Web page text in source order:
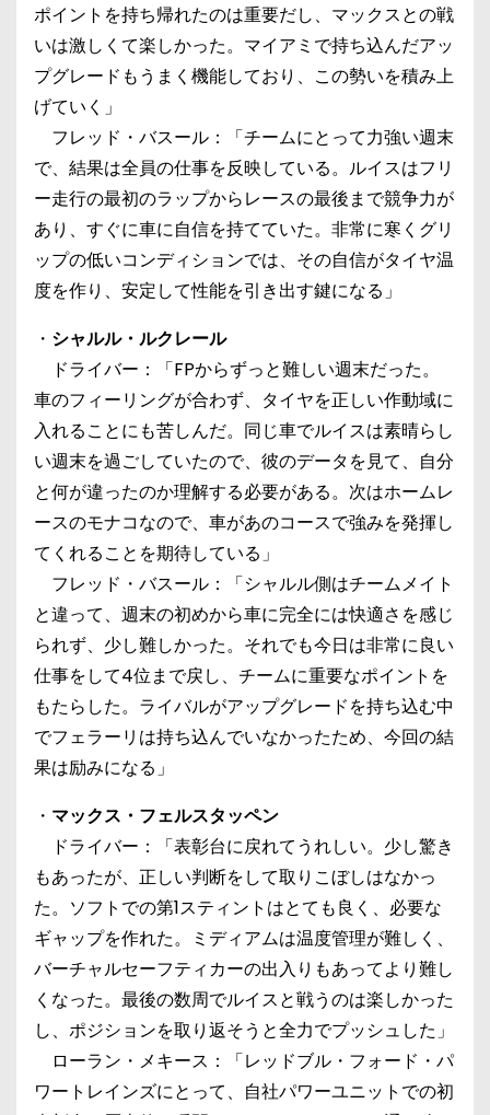
ポイントを持ち帰れたのは重要だし、マックスとの戦
いは激しくて楽しかった。マイアミで持ち込んだアッ
プグレードもうまく機能しており、この勢いを積み上
げていく」
フレッド・バスール：「チームにとって力強い週末
で、結果は全員の仕事を反映している。ルイスはフリ
ー走行の最初のラップからレースの最後まで競争力が
あり、すぐに車に自信を持てていた。非常に寒くグリ
ップの低いコンディションでは、その自信がタイヤ温
度を作り、安定して性能を引き出す鍵になる」
・ シャルル・ルクレール
ドライバー：「FPからずっと難しい週末だった。
車のフィーリングが合わず、タイヤを正しい作動域に
入れることにも苦しんだ。同じ車でルイスは素晴らし
い週末を過ごしていたので、彼のデータを見て、自分
と何が違ったのか理解する必要がある。次はホームレ
ースのモナコなので、車があのコースで強みを発揮し
てくれることを期待している」
フレッド・バスール：「シャルル側はチームメイト
と違って、週末の初めから車に完全には快適さを感じ
られず、少し難しかった。それでも今日は非常に良い
仕事をして4位まで戻し、チームに重要なポイントを
もたらした。ライバルがアップグレードを持ち込む中
でフェラーリは持ち込んでいなかったため、今回の結
果は励みになる」
・ マックス・フェルスタッペン
ドライバー：「表彰台に戻れてうれしい。少し驚き
もあったが、正しい判断をして取りこぼしはなかっ
た。ソフトでの第1スティントはとても良く、必要な
ギャップを作れた。ミディアムは温度管理が難しく、
バーチャルセーフティカーの出入りもあってより難し
くなった。最後の数周でルイスと戦うのは楽しかった
し、ポジションを取り返そうと全力でプッシュした」
ローラン・メキース：「レッドブル・フォード・パ
ワートレインズにとって、自社パワーユニットでの初